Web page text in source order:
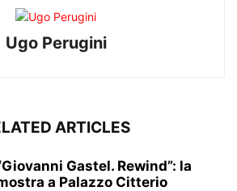
Ugo Perugini
ARTICLES
Gastel. Rewind”: la
a Palazzo Citterio